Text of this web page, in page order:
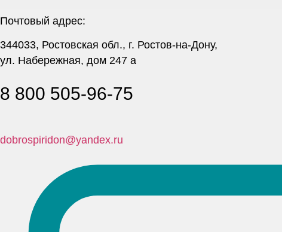
Почтовый адрес:
344033, Ростовская обл., г. Ростов-на-Дону,
ул. Набережная, дом 247 а
8 800 505-96-75
dobrospiridon@yandex.ru